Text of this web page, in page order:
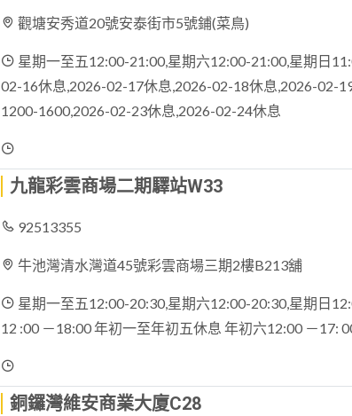
觀塘安秀道20號安泰街市5號鋪(菜鳥)
星期一至五12:00-21:00,星期六12:00-21:00,星期日
02-16休息,2026-02-17休息,2026-02-18休息,2026-02-
1200-1600,2026-02-23休息,2026-02-24休息
九龍彩雲商場二期驛站W33
92513355
牛池灣清水灣道45號彩雲商場三期2樓B213舖
星期一至五12:00-20:30,星期六12:00-20:30,星期日
12 :00 －18:00 年初一至年初五休息 年初六12:00 －17:
銅鑼灣維安商業大廈C28